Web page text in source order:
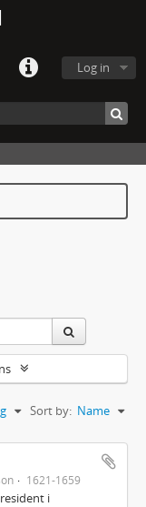
Log in
Sort by: Name
1621-1659
i